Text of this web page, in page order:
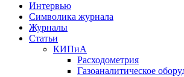
Интервью
Символика журнала
Журналы
Статьи
КИПиА
Расходометрия
Газоаналитическое